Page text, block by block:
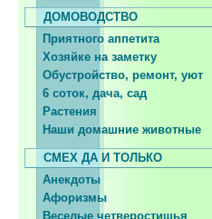
ДОМОВОДСТВО
Приятного аппетита
Хозяйке на заметку
Обустройство, ремонт, уют
6 соток, дача, сад
Растения
Наши домашние животные
СМЕХ ДА И ТОЛЬКО
Анекдоты
Афоризмы
Веселые четверостишья